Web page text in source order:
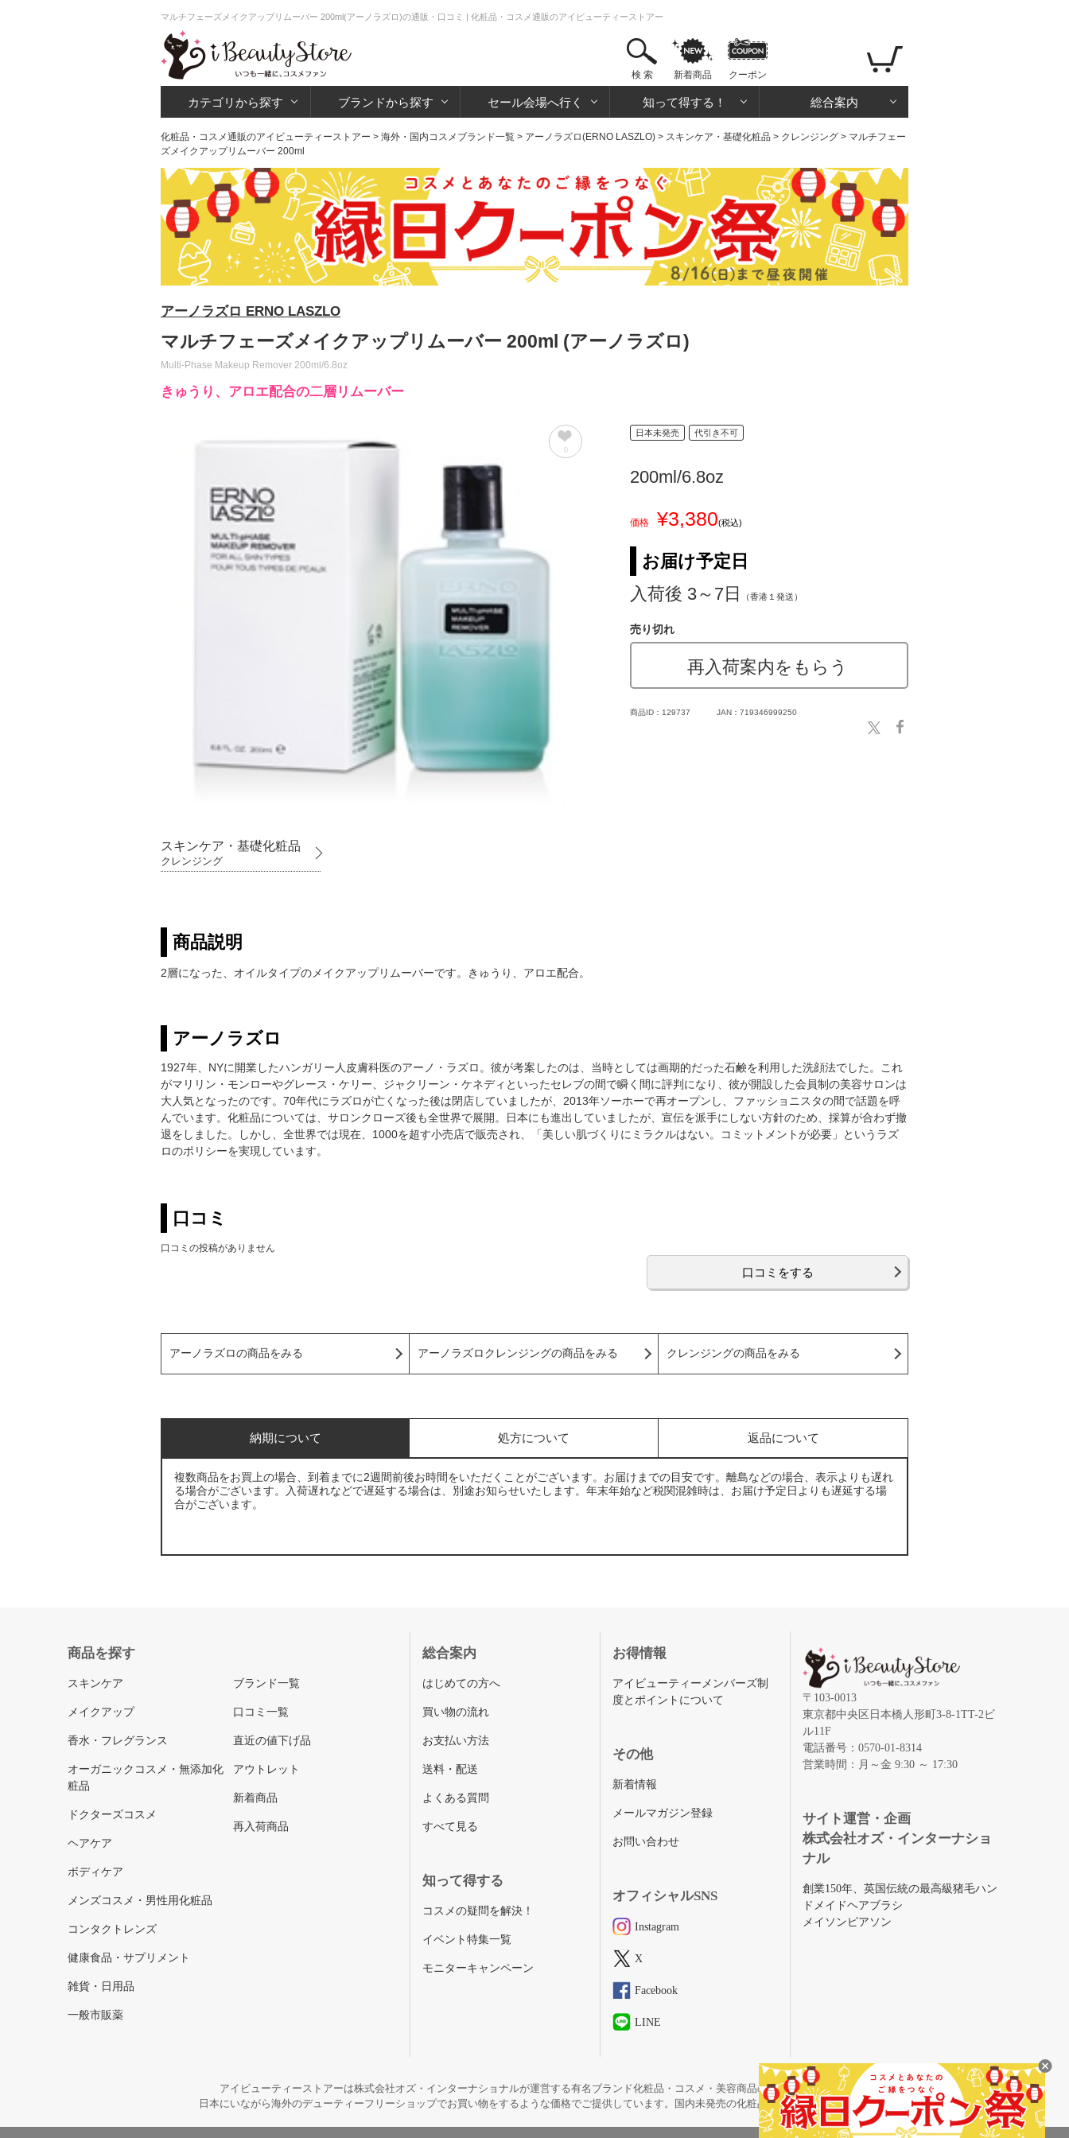
マルチフェーズメイクアップリムーバー 200ml(アーノラズロ)の通販・口コミ | 化粧品・コスメ通販のアイビューティーストアー
検 索 新着商品 クーポン
カテゴリから探す ブランドから探す セール会場へ行く 知って得する！ 総合案内
化粧品・コスメ通販のアイビューティーストアー > 海外・国内コスメブランド一覧 > アーノラズロ(ERNO LASZLO) > スキンケア・基礎化粧品 > クレンジング > マルチフェー
ズメイクアップリムーバー 200ml
アーノラズロ ERNO LASZLO
マルチフェーズメイクアップリムーバー 200ml (アーノラズロ)
Multi-Phase Makeup Remover 200ml/6.8oz
きゅうり、アロエ配合の二層リムーバー
0
スキンケア・基礎化粧品
クレンジング
日本未発売 代引き不可
200ml/6.8oz
価格 ¥3,380(税込)
お届け予定日
入荷後 3～7日
（香港１発送）
売り切れ
再入荷案内をもらう
商品ID：129737 JAN：719346999250
商品説明
2層になった、オイルタイプのメイクアップリムーバーです。きゅうり、アロエ配合。
アーノラズロ
1927年、NYに開業したハンガリー人皮膚科医のアーノ・ラズロ。彼が考案したのは、当時としては画期的だった石鹸を利用した洗顔法でした。これ
がマリリン・モンローやグレース・ケリー、ジャクリーン・ケネディといったセレブの間で瞬く間に評判になり、彼が開設した会員制の美容サロンは
大人気となったのです。70年代にラズロが亡くなった後は閉店していましたが、2013年ソーホーで再オープンし、ファッショニスタの間で話題を呼
んでいます。化粧品については、サロンクローズ後も全世界で展開。日本にも進出していましたが、宣伝を派手にしない方針のため、採算が合わず撤
退をしました。しかし、全世界では現在、1000を超す小売店で販売され、「美しい肌づくりにミラクルはない。コミットメントが必要」というラズ
ロのポリシーを実現しています。
口コミ
口コミの投稿がありません
口コミをする
アーノラズロの商品をみる アーノラズロクレンジングの商品をみる クレンジングの商品をみる
納期について 処方について 返品について
複数商品をお買上の場合、到着までに2週間前後お時間をいただくことがございます。お届けまでの目安です。離島などの場合、表示よりも遅れ
る場合がございます。入荷遅れなどで遅延する場合は、別途お知らせいたします。年末年始など税関混雑時は、お届け予定日よりも遅延する場
合がございます。
商品を探す
スキンケア
メイクアップ
香水・フレグランス
オーガニックコスメ・無添加化
粧品
ドクターズコスメ
ヘアケア
ボディケア
メンズコスメ・男性用化粧品
コンタクトレンズ
健康食品・サプリメント
雑貨・日用品
一般市販薬
ブランド一覧
口コミ一覧
直近の値下げ品
アウトレット
新着商品
再入荷商品
総合案内
はじめての方へ
買い物の流れ
お支払い方法
送料・配送
よくある質問
すべて見る
知って得する
コスメの疑問を解決！
イベント特集一覧
モニターキャンペーン
お得情報
アイビューティーメンバーズ制
度とポイントについて
その他
新着情報
メールマガジン登録
お問い合わせ
オフィシャルSNS
Instagram
X
Facebook
LINE
〒103-0013
東京都中央区日本橋人形町3-8-1TT-2ビ
ル11F
電話番号：0570-01-8314
営業時間：月～金 9:30 ～ 17:30
サイト運営・企画
株式会社オズ・インターナショ
ナル
創業150年、英国伝統の最高級猪毛ハン
ドメイドヘアブラシ
メイソンピアソン
アイビューティーストアーは株式会社オズ・インターナショナルが運営する有名ブランド化粧品・コスメ・美容商品の通販サイトです。
日本にいながら海外のデューティーフリーショップでお買い物をするような価格でご提供しています。国内未発売の化粧品も取り揃えています。